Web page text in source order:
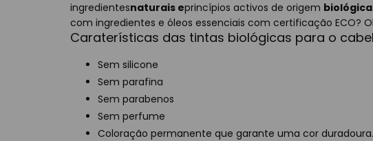
ingredientesnaturais eprincípios activos de origem biológica
com ingredientes e óleos essenciais com certificação ECO?
Caraterísticas das tintas biológicas para o
Sem silicone
Sem parafina
Sem parabenos
Sem perfume
Coloração permanente que garante uma cor duradoura.